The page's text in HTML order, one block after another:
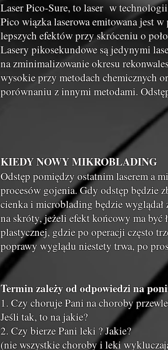
Laser Pico-Sure, to laser w
Pico wiązka laserowa emitowana jest
lepszych efektów przy skróceniu o
Lasery pikosekundowe są jedynymi
na zminimalizowanie okresu
wysokie przy metodach chemicznych
porównaniu z innymi metodami.
KIEDY NOWY MIKROBLADING
Odstęp pomiędzy ostatnim laserem a
procesów gojenia. Gdy odstęp będzie
cienka i microblading będzie
na skróty, jeżeli efekt końcowy ma być
plastycznej, gdzie po operacji często
poprawy wyglądu niestety trwa, po
Termin zależy od odpowiedzi na
1. Czy choruje Pani na choroby
Jeśli tak, to na jakie?
2. Czy bierze Pani leki ? Jakie?
(nie wszystkie choroby i leki